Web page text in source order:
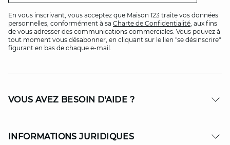
En vous inscrivant, vous acceptez que Maison 123 traite vos données
personnelles, conformément à sa Charte de Confidentialité, aux fins
de vous adresser des communications commerciales. Vous pouvez à
tout moment vous désabonner, en cliquant sur le lien "se désinscrire"
figurant en bas de chaque e-mail.
VOUS AVEZ BESOIN D'AIDE ?
INFORMATIONS JURIDIQUES